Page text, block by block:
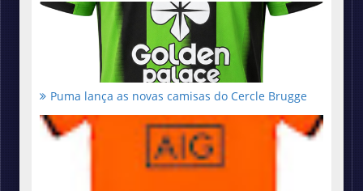
Puma lança as novas camisas do Cercle Brugge